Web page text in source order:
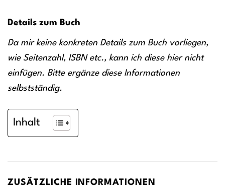
Details zum Buch
Da mir keine konkreten Details zum Buch vorliegen,
wie Seitenzahl, ISBN etc., kann ich diese hier nicht
einfügen. Bitte ergänze diese Informationen
selbstständig.
Inhalt
ZUSÄTZLICHE INFORMATIONEN